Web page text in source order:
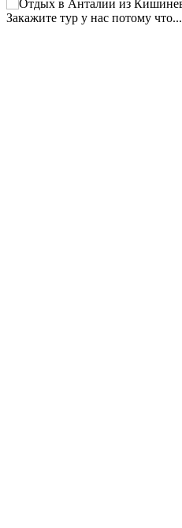
Закажите тур у нас потому что...